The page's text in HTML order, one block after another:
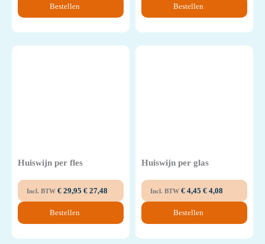
Bestellen Bestellen
Huiswijn per fles
Incl. BTW € 29,95 € 27,48
Bestellen
Huiswijn per glas
Incl. BTW € 4,45 € 4,08
Bestellen